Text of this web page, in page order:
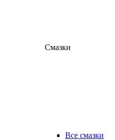
Смазки
Все смазки